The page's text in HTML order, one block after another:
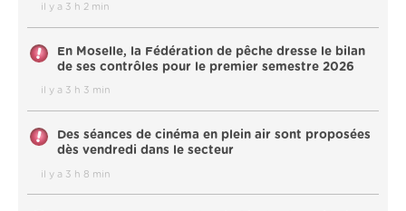
il y a 3 h 2 min
En Moselle, la Fédération de pêche dresse le bilan
de ses contrôles pour le premier semestre 2026
il y a 3 h 3 min
Des séances de cinéma en plein air sont proposées
dès vendredi dans le secteur
il y a 3 h 8 min